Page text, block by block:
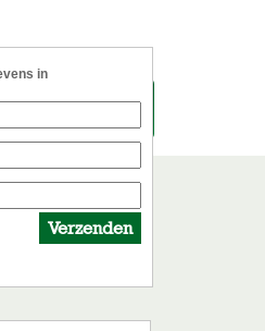
Contact
in